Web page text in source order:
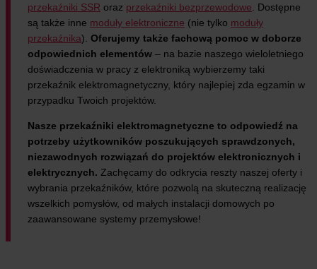
przekaźniki SSR oraz przekaźniki bezprzewodowe . Dostępne
są także inne moduły elektroniczne (nie tylko moduły
przekaźnika). Oferujemy także fachową pomoc w doborze
odpowiednich elementów – na bazie naszego wieloletniego
doświadczenia w pracy z elektroniką wybierzemy taki
przekaźnik elektromagnetyczny, który najlepiej zda egzamin w
przypadku Twoich projektów.
Nasze przekaźniki elektromagnetyczne to odpowiedź na
potrzeby użytkowników poszukujących sprawdzonych,
niezawodnych rozwiązań do projektów elektronicznych i
elektrycznych. Zachęcamy do odkrycia reszty naszej oferty i
wybrania przekaźników, które pozwolą na skuteczną realizację
wszelkich pomysłów, od małych instalacji domowych po
zaawansowane systemy przemysłowe!